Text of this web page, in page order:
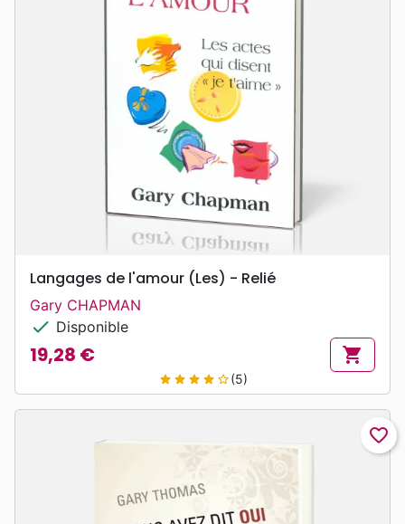
Langages de l'amour (Les) - Relié
Gary CHAPMAN
check Disponible
Prix
19,28 € shopping_cart
star star star star star_border(5)
favorite_border